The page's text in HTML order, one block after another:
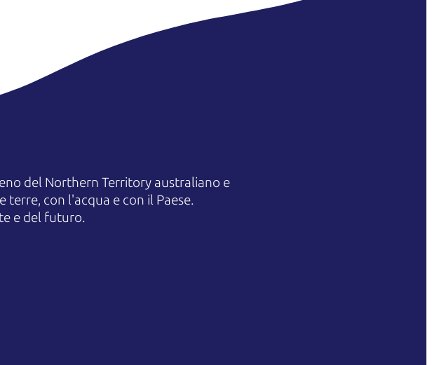
del Northern Territory australiano e
con l'acqua e con il Paese.
e del futuro.